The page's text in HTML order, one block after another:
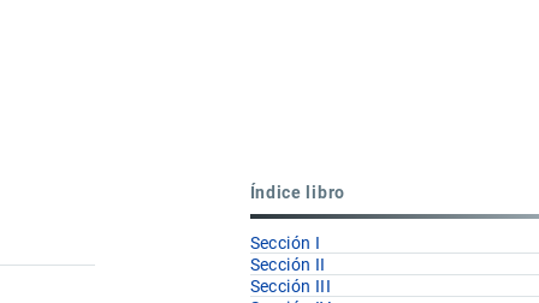
Índice libro
Sección I
Sección II
Sección III